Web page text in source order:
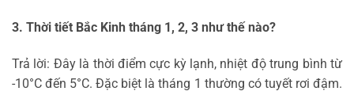
3. Thời tiết Bắc Kinh tháng 1, 2, 3 như thế nào?
Trả lời: Đây là thời điểm cực kỳ lạnh, nhiệt độ trung bình từ
-10°C đến 5°C. Đặc biệt là tháng 1 thường có tuyết rơi đậm.